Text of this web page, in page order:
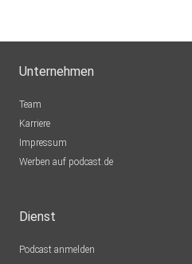
Unternehmen
Team
Karriere
Impressum
Werben auf podcast.de
Dienst
Podcast anmelden